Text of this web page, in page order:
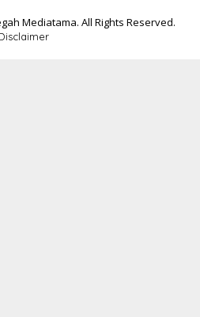
Mediatama. All Rights Reserved.